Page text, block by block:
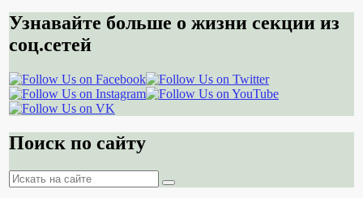
Узнавайте больше о жизни секции из
соц.сетей
Поиск по сайту
Поиск
Поиск